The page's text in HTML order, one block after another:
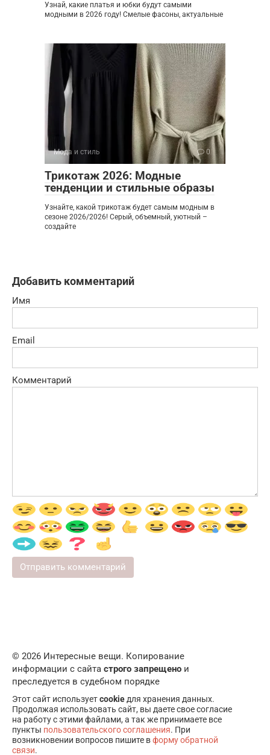
Узнай, какие платья и юбки будут самыми
модными в 2026 году! Смелые фасоны, актуальные
Мода и стиль 0
Трикотаж 2026: Модные
тенденции и стильные образы
Узнайте, какой трикотаж будет самым модным в
сезоне 2026/2026! Серый, объемный, уютный –
создайте
Добавить комментарий
Имя
Email
Комментарий
© 2026 Интересные вещи. Копирование
информации с сайта строго запрещено и
преследуется в судебном порядке
Этот сайт используетcookie для хранения данных.
Продолжая использовать сайт, вы даете свое согласие
на работу с этими файлами, а так же принимаете все
пункты пользовательского соглашения. При
возникновении вопросов пишите вформу обратной
связи.